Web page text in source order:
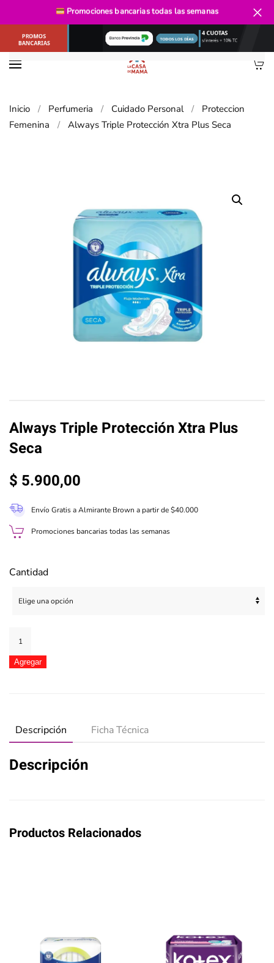
Ir al contenido principal
Inicio Perfumeria Cuidado Personal
Proteccion
Femenina
Always Triple Protección Xtra Plus Seca
Always Triple Protección Xtra Plus
Seca
$ 5.900,00
Envío Gratis a Almirante Brown a partir de $40.000
Promociones bancarias todas las semanas
Cantidad
Triple
Protección
Xtra
Agregar
Descripción Ficha Técnica
Descripción
Productos Relacionados
Promociones bancariastodas las semanas